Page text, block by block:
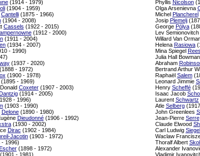
(1914 - 1979)
(1904 - 1959)
Cantelli(1875 - 1966)
(1904 - 2008)
Cassels (1922 - 2015)
(1912 - 2000)
(1911 - 2004)
(1934 - 2007)
- 1990)
(1937 - 2020)
- 1972)
(1900 - 1978)
(1895 - 1969)
Coxeter(1907 - 2003)
(1914 - 2005)
- 1996)
(1903 - 1990)
Delone(1890 - 1980)
Dieudonné(1906 - 1992)
(1930 - 2002)
Dirac (1902 - 1984)
Jacotin(1903 - 1972)
- 1996)
(1898 - 1972)
- 1981)
Phyllis Nicolson
Olga Arsenievna
Michel Plancherel
Josip Plemelj
George Pólya
Lev Semionovitch
Willard Van
Helena Rasiowa
Mina Spiegel Rees
Julia Hall Bowman
Abraham
Bertrand Arthur
Raphaël Salem
Leonard Jimmie
Henry Scheffé
Isaac Jacob
Laurent Schwartz
Atle Selberg
John Greenlees
Jean-Pierre Serre
Claude Elwood
Carl Ludwig Siegel
Waclaw
Thoralf Albert
Alexander
Vladimir